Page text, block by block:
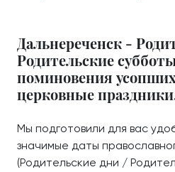
Дальнереченск -
Родительские
поминовения
церковные
Мы подготовили для вас
значимые даты
(Родительские дни /